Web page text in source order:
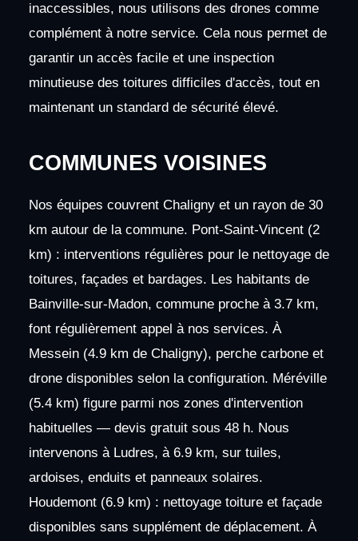
inaccessibles, nous utilisons des drones comme
complément à notre service. Cela nous permet de
garantir un accès facile et une inspection
minutieuse des toitures difficiles d'accès, tout en
maintenant un standard de sécurité élevé.
COMMUNES VOISINES
Nos équipes couvrent Chaligny et un rayon de 30
km autour de la commune. Pont-Saint-Vincent (2
km) : interventions régulières pour le nettoyage de
toitures, façades et bardages. Les habitants de
Bainville-sur-Madon, commune proche à 3.7 km,
font régulièrement appel à nos services. À
Messein (4.9 km de Chaligny), perche carbone et
drone disponibles selon la configuration. Méréville
(5.4 km) figure parmi nos zones d'intervention
habituelles — devis gratuit sous 48 h. Nous
intervenons à Ludres, à 6.9 km, sur tuiles,
ardoises, enduits et panneaux solaires.
Houdemont (6.9 km) : nettoyage toiture et façade
disponibles sans supplément de déplacement. À